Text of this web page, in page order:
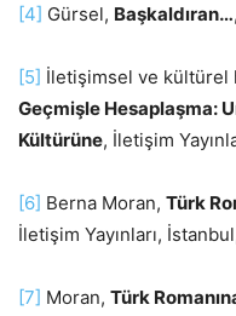
[4] Gürsel, Başkaldıran…
[5] İletişimsel ve kültürel
Geçmişle Hesaplaşma:
Kültürüne, İletişim
[6] Berna Moran, Türk
İletişim Yayınları,
[7] Moran, Türk